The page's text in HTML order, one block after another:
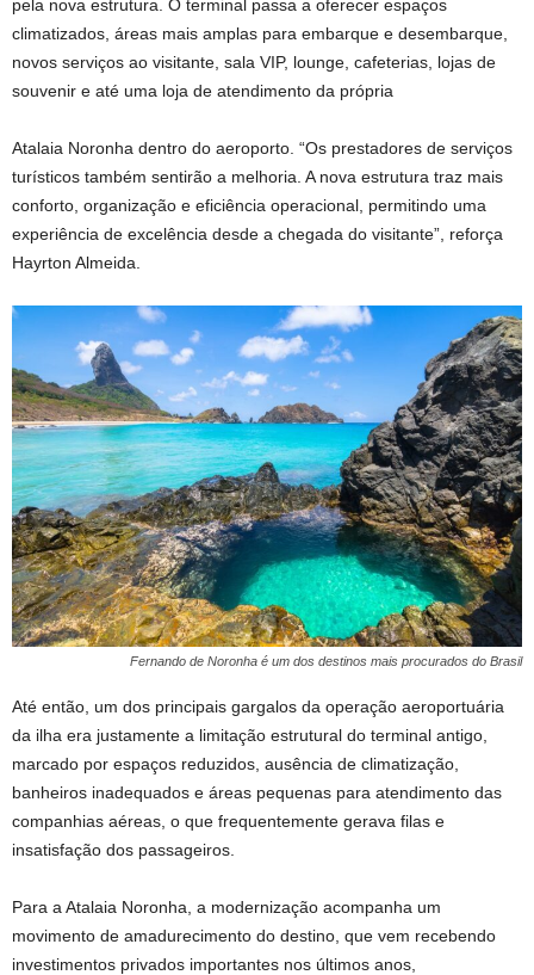
pela nova estrutura. O terminal passa a oferecer espaços
climatizados, áreas mais amplas para embarque e desembarque,
novos serviços ao visitante, sala VIP, lounge, cafeterias, lojas de
souvenir e até uma loja de atendimento da própria
Atalaia Noronha dentro do aeroporto. “Os prestadores de serviços
turísticos também sentirão a melhoria. A nova estrutura traz mais
conforto, organização e eficiência operacional, permitindo uma
experiência de excelência desde a chegada do visitante”, reforça
Hayrton Almeida.
Fernando de Noronha é um dos destinos mais procurados do Brasil
Até então, um dos principais gargalos da operação aeroportuária
da ilha era justamente a limitação estrutural do terminal antigo,
marcado por espaços reduzidos, ausência de climatização,
banheiros inadequados e áreas pequenas para atendimento das
companhias aéreas, o que frequentemente gerava filas e
insatisfação dos passageiros.
Para a Atalaia Noronha, a modernização acompanha um
movimento de amadurecimento do destino, que vem recebendo
investimentos privados importantes nos últimos anos,